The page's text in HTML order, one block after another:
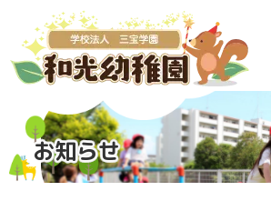
お知らせ